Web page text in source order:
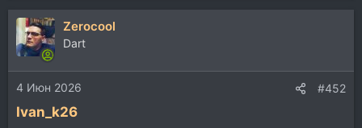
Zerocool
Dart
4 Июн 2026 #452
Ivan_k26